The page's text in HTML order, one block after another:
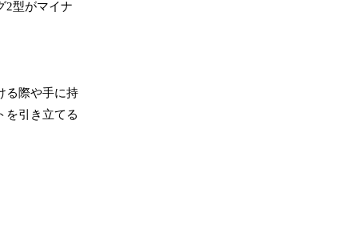
2型がマイナ
る際や手に持
を引き立てる